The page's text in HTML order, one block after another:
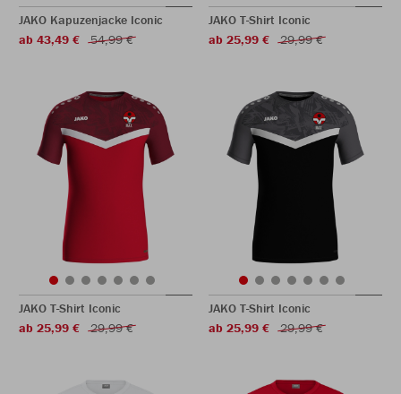
JAKO Kapuzenjacke Iconic
ab 43,49 €
54,99 €
JAKO T-Shirt Iconic
ab 25,99 €
29,99 €
JAKO T-Shirt Iconic
ab 25,99 €
29,99 €
JAKO T-Shirt Iconic
ab 25,99 €
29,99 €